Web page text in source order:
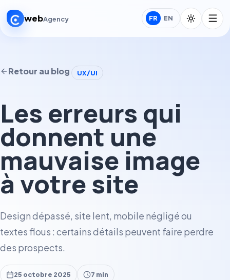
webAgency FR EN
Retour au blog UX/UI
Les erreurs qui
donnent une
mauvaise image
à votre site
Design dépassé, site lent, mobile négligé ou
textes flous : certains détails peuvent faire perdre
des prospects.
25 octobre 2025 7 min